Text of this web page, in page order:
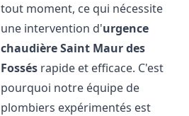
tout moment, ce qui nécessite
une intervention d'urgence
chaudièreSaint Maur des
Fossés rapide et efficace. C'est
pourquoi notre équipe de
plombiers expérimentés est